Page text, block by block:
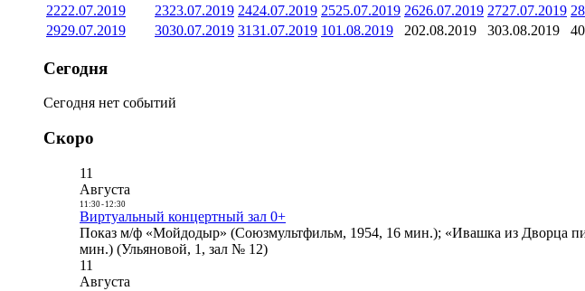
2222.07.2019 2323.07.2019 2424.07.2019 2525.07.2019 2626.07.2019 2727.07.2019 28
2929.07.2019 3030.07.2019 3131.07.2019 101.08.2019 202.08.2019 303.08.2019 4
Сегодня
Сегодня нет событий
Скоро
11
Августа
11:30- 12:30
Виртуальный концертный зал 0+
Показ м/ф «Мойдодыр» (Союзмультфильм, 1954, 16 мин.); «Ивашка из Дворца
мин.) (Ульяновой, 1, зал № 12)
11
Августа